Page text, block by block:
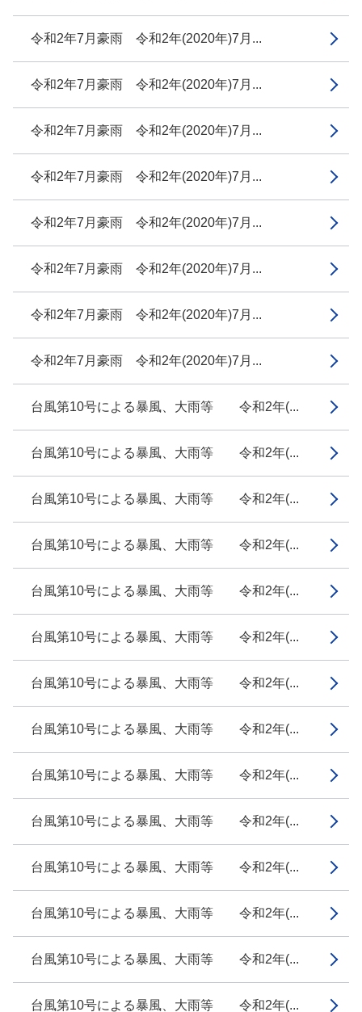
令和2年7月豪雨 令和2年(2020年)7月...
令和2年7月豪雨 令和2年(2020年)7月...
令和2年7月豪雨 令和2年(2020年)7月...
令和2年7月豪雨 令和2年(2020年)7月...
令和2年7月豪雨 令和2年(2020年)7月...
令和2年7月豪雨 令和2年(2020年)7月...
令和2年7月豪雨 令和2年(2020年)7月...
令和2年7月豪雨 令和2年(2020年)7月...
台風第10号による暴風、大雨等 令和2年(...
台風第10号による暴風、大雨等 令和2年(...
台風第10号による暴風、大雨等 令和2年(...
台風第10号による暴風、大雨等 令和2年(...
台風第10号による暴風、大雨等 令和2年(...
台風第10号による暴風、大雨等 令和2年(...
台風第10号による暴風、大雨等 令和2年(...
台風第10号による暴風、大雨等 令和2年(...
台風第10号による暴風、大雨等 令和2年(...
台風第10号による暴風、大雨等 令和2年(...
台風第10号による暴風、大雨等 令和2年(...
台風第10号による暴風、大雨等 令和2年(...
台風第10号による暴風、大雨等 令和2年(...
台風第10号による暴風、大雨等 令和2年(...